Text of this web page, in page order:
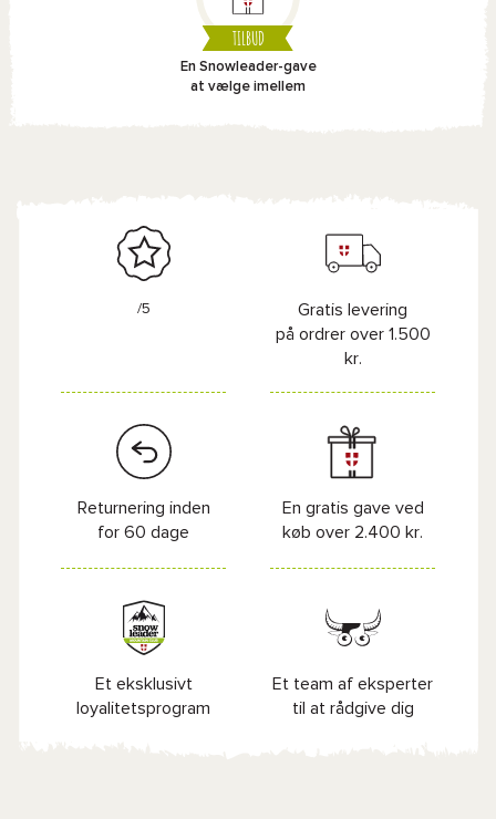
TILBUD
En Snowleader-gave
at vælge imellem
/5
Gratis levering
på ordrer over 1.500
kr.
Returnering inden
for 60 dage
En gratis gave ved
køb over 2.400 kr.
Et eksklusivt
loyalitetsprogram
Et team af eksperter
til at rådgive dig